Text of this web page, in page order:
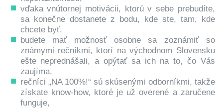
vďaka vnútornej motivácii, ktorú v sebe prebudíte,
sa konečne dostanete z bodu, kde ste, tam, kde
chcete byť,
budete mať možnosť osobne sa zoznámiť so
známymi rečníkmi, ktorí na východnom Slovensku
ešte neprednášali, a opýtať sa ich na to, čo Vás
zaujíma,
rečníci „NA 100%!“ sú skúsenými odborníkmi, takže
získate know-how, ktoré je už overené a zaručene
funguje,